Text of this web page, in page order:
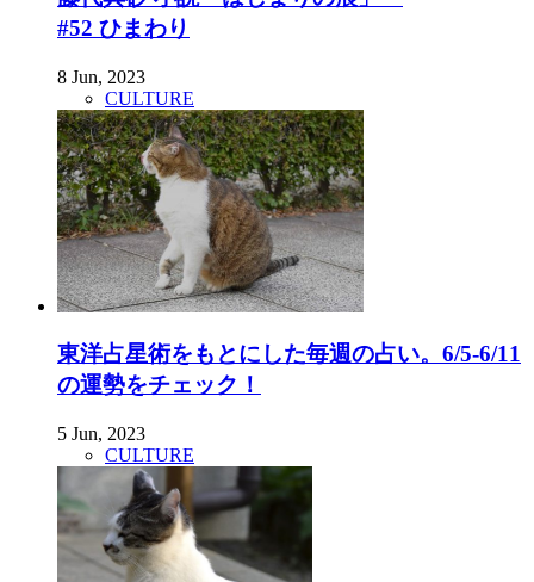
#52 ひまわり
8 Jun, 2023
CULTURE
東洋占星術をもとにした毎週の占い。6/5-6/11
の運勢をチェック！
5 Jun, 2023
CULTURE